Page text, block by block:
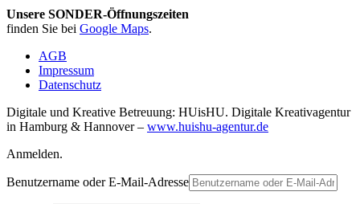
Unsere SONDER-Öffnungszeiten
finden Sie bei Google Maps.
AGB
Impressum
Datenschutz
Digitale und Kreative Betreuung: HUisHU. Digitale Kreativagentur
in Hamburg & Hannover – www.huishu-agentur.de
Anmelden.
Benutzername oder E-Mail-Adresse